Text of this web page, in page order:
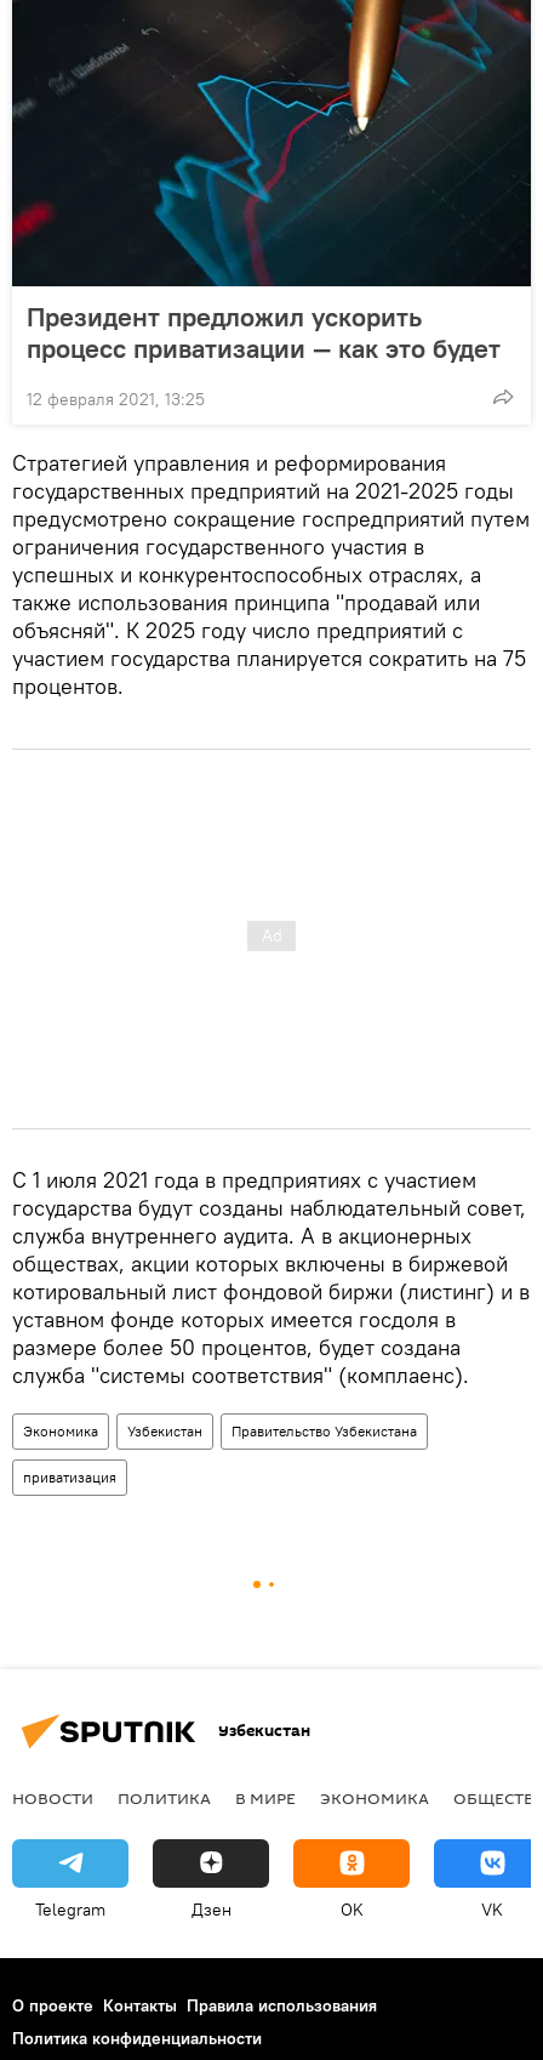
Президент предложил ускорить
процесс приватизации — как это будет
12 февраля 2021, 13:25
Стратегией управления и реформирования
государственных предприятий на 2021-2025 годы
предусмотрено сокращение госпредприятий путем
ограничения государственного участия в
успешных и конкурентоспособных отраслях, а
также использования принципа "продавай или
объясняй". К 2025 году число предприятий с
участием государства планируется сократить на 75
процентов.
С 1 июля 2021 года в предприятиях с участием
государства будут созданы наблюдательный совет,
служба внутреннего аудита. А в акционерных
обществах, акции которых включены в биржевой
котировальный лист фондовой биржи (листинг) и в
уставном фонде которых имеется госдоля в
размере более 50 процентов, будет создана
служба "системы соответствия" (комплаенс).
Экономика Узбекистан Правительство Узбекистана
приватизация
Узбекистан
НОВОСТИ ПОЛИТИКА В МИРЕ ЭКОНОМИКА
Telegram Дзен OK VK
О проекте Контакты Правила использования
Политика конфиденциальности